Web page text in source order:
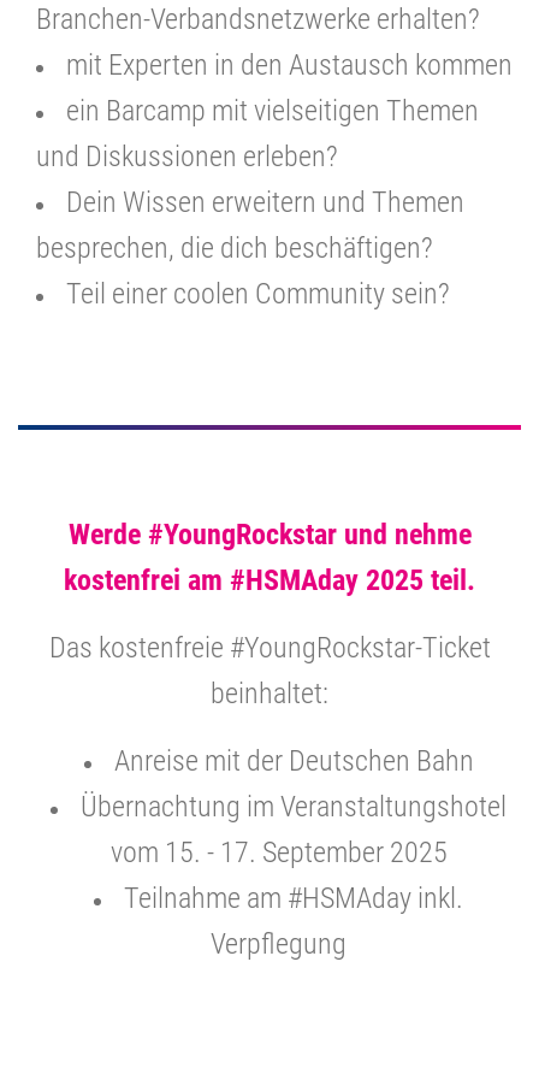
Branchen-Verbandsnetzwerke erhalten?
mit Experten in den Austausch kommen
ein Barcamp mit vielseitigen Themen
und Diskussionen erleben?
Dein Wissen erweitern und Themen
besprechen, die dich beschäftigen?
Teil einer coolen Community sein?
Werde #YoungRockstar und nehme
kostenfrei am #HSMAday 2025 teil.
Das kostenfreie #YoungRockstar-Ticket
beinhaltet:
Anreise mit der Deutschen Bahn
Übernachtung im Veranstaltungshotel
vom 15. - 17. September 2025
Teilnahme am #HSMAday inkl.
Verpflegung